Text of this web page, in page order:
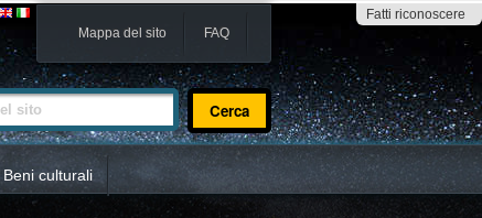
Fatti riconoscere
Mappa del sito FAQ
Beni culturali